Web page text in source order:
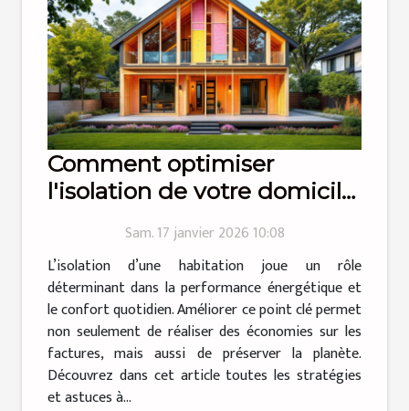
Comment optimiser
l'isolation de votre domicile
énergétique ?
Sam. 17 janvier 2026 10:08
L’isolation d’une habitation joue un rôle
déterminant dans la performance énergétique et
le confort quotidien. Améliorer ce point clé permet
non seulement de réaliser des économies sur les
factures, mais aussi de préserver la planète.
Découvrez dans cet article toutes les stratégies
et astuces à...